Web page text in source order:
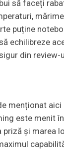
să faceți
puține
echilibreze
din review-
menționat
este menit
priză și marea